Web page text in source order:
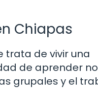
Chiapas
trata de vivir una
de aprender
grupales y el